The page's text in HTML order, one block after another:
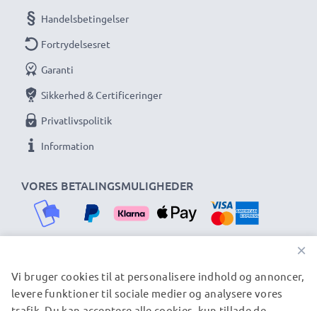
VORES BETALINGSMULIGHEDER
Handelsbetingelser
Fortrydelsesret
Garanti
Sikkerhed & Certificeringer
Privatlivspolitik
Information
VORES FORSENDELSESPARTNERE
×
Vi bruger cookies til at personalisere indhold og annoncer,
levere funktioner til sociale medier og analysere vores